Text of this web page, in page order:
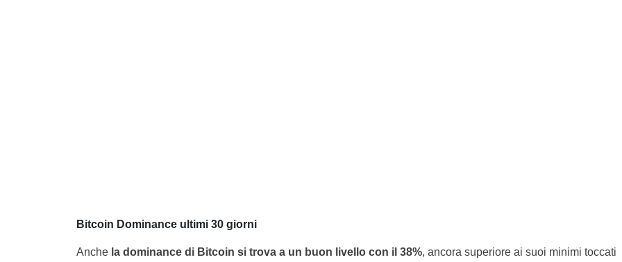
Bitcoin Dominance ultimi 30 giorni
Anche la dominance di Bitcoin si trova a un buon livello con il 38%, ancora superiore ai suoi minimi toccati